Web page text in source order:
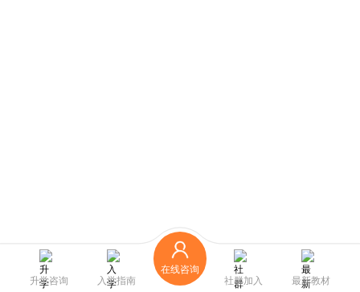
升学咨询 入学指南
在线咨询
社群加入
最新教材